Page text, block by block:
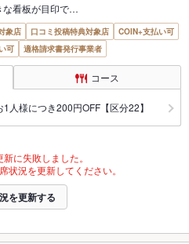
な看板が目印で…
象店 口コミ投稿特典対象店
COIN+支払い可
可 適格請求書発行事業者
コース
人様につき200円OFF【区分22】
に失敗しました。
状況を更新してください。
を更新する